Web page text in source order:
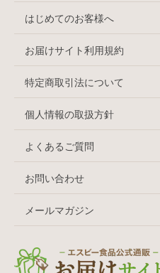
はじめてのお客様へ
お届けサイト利用規約
特定商取引法について
個人情報の取扱方針
よくあるご質問
お問い合わせ
メールマガジン